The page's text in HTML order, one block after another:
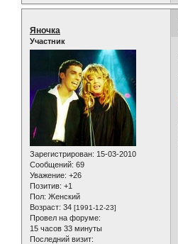
Яночка
Участник
Зарегистрирован: 15-03-2010
Сообщений: 69
Уважение: +26
Позитив: +1
Пол: Женский
Возраст: 34 [1991-12-23]
Провел на форуме:
15 часов 33 минуты
Последний визит: